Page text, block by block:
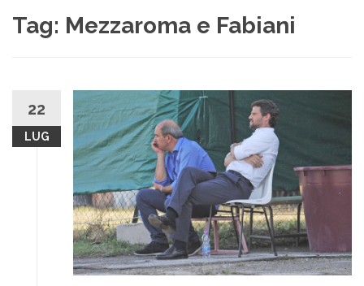
Tag: Mezzaroma e Fabiani
22
LUG